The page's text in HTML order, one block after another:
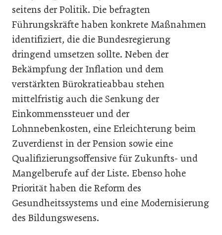
seitens der Politik. Die befragten
Führungskräfte haben konkrete Maßnahmen
identifiziert, die die Bundesregierung
dringend umsetzen sollte. Neben der
Bekämpfung der Inflation und dem
verstärkten Bürokratieabbau stehen
mittelfristig auch die Senkung der
Einkommenssteuer und der
Lohnnebenkosten, eine Erleichterung beim
Zuverdienst in der Pension sowie eine
Qualifizierungsoffensive für Zukunfts- und
Mangelberufe auf der Liste. Ebenso hohe
Priorität haben die Reform des
Gesundheitssystems und eine Modernisierung
des Bildungswesens.